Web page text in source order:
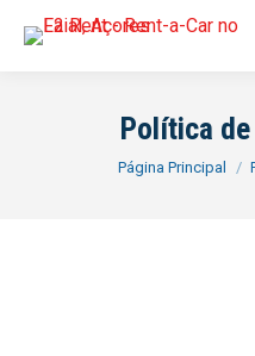
Política de
Você está aqui:
Página Principal